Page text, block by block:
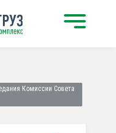
Комиссии Совета